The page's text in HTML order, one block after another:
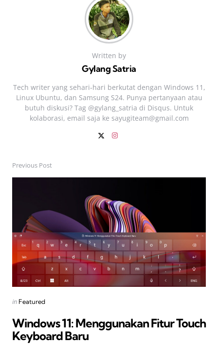
Written by
Gylang Satria
Tech writer yang sehari‑hari berkutat dengan Windows 11,
Linux Ubuntu, dan Samsung S24. Punya pertanyaan atau
butuh diskusi? Tag @gylang_satria di Disqus. Untuk
kolaborasi, email saja ke sayugiteam@gmail.com
PostPrevious Post
Posted
in Featured
Windows 11: Menggunakan Fitur Touch
Keyboard Baru